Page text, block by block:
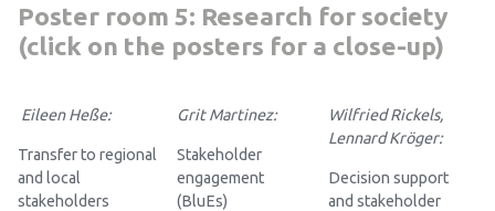
Poster room 5: Research for society
(click on the posters for a close-up)
Eileen Heße:
Transfer to regional
and local
stakeholders
Grit Martinez:
Stakeholder
engagement
(BluEs)
Wilfried Rickels,
Lennard Kröger:
Decision support
and stakeholder